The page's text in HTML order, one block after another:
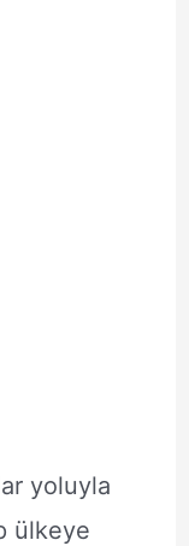
yoluyla
ülkeye